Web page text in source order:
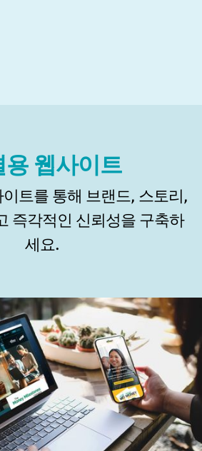
용 웹사이트
트를 통해 브랜드, 스토리,
즉각적인 신뢰성을 구축하
세요.